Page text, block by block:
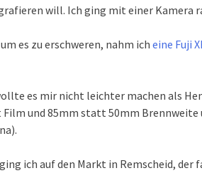
will. Ich ging mit einer Kamera
es zu erschweren, nahm ich eine Fuji
es mir nicht leichter machen als
und 85mm statt 50mm Brennweite
ich auf den Markt in Remscheid,